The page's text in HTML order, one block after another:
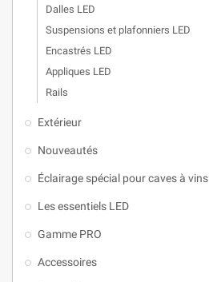
Dalles LED
Suspensions et plafonniers LED
Encastrés LED
Appliques LED
Rails
Extérieur
Nouveautés
Éclairage spécial pour caves à vins
Les essentiels LED
Gamme PRO
Accessoires